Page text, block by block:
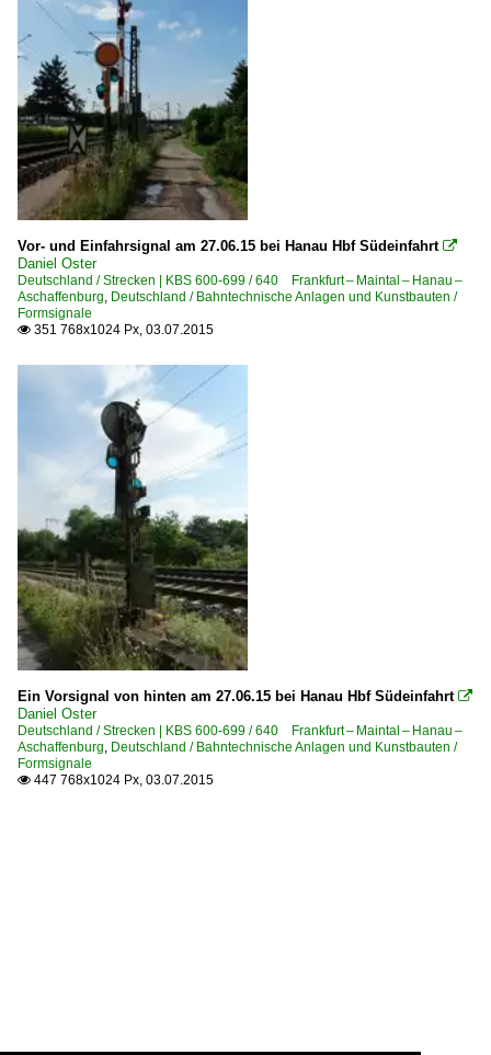
Vor- und Einfahrsignal am 27.06.15 bei Hanau Hbf Südeinfahrt 
Daniel Oster
Deutschland / Strecken | KBS 600-699 / 640 Frankfurt – Maintal – Hanau –
Aschaffenburg, Deutschland / Bahntechnische Anlagen und Kunstbauten /
Formsignale
 351 768x1024 Px, 03.07.2015
Ein Vorsignal von hinten am 27.06.15 bei Hanau Hbf Südeinfahrt 
Daniel Oster
Deutschland / Strecken | KBS 600-699 / 640 Frankfurt – Maintal – Hanau –
Aschaffenburg, Deutschland / Bahntechnische Anlagen und Kunstbauten /
Formsignale
 447 768x1024 Px, 03.07.2015